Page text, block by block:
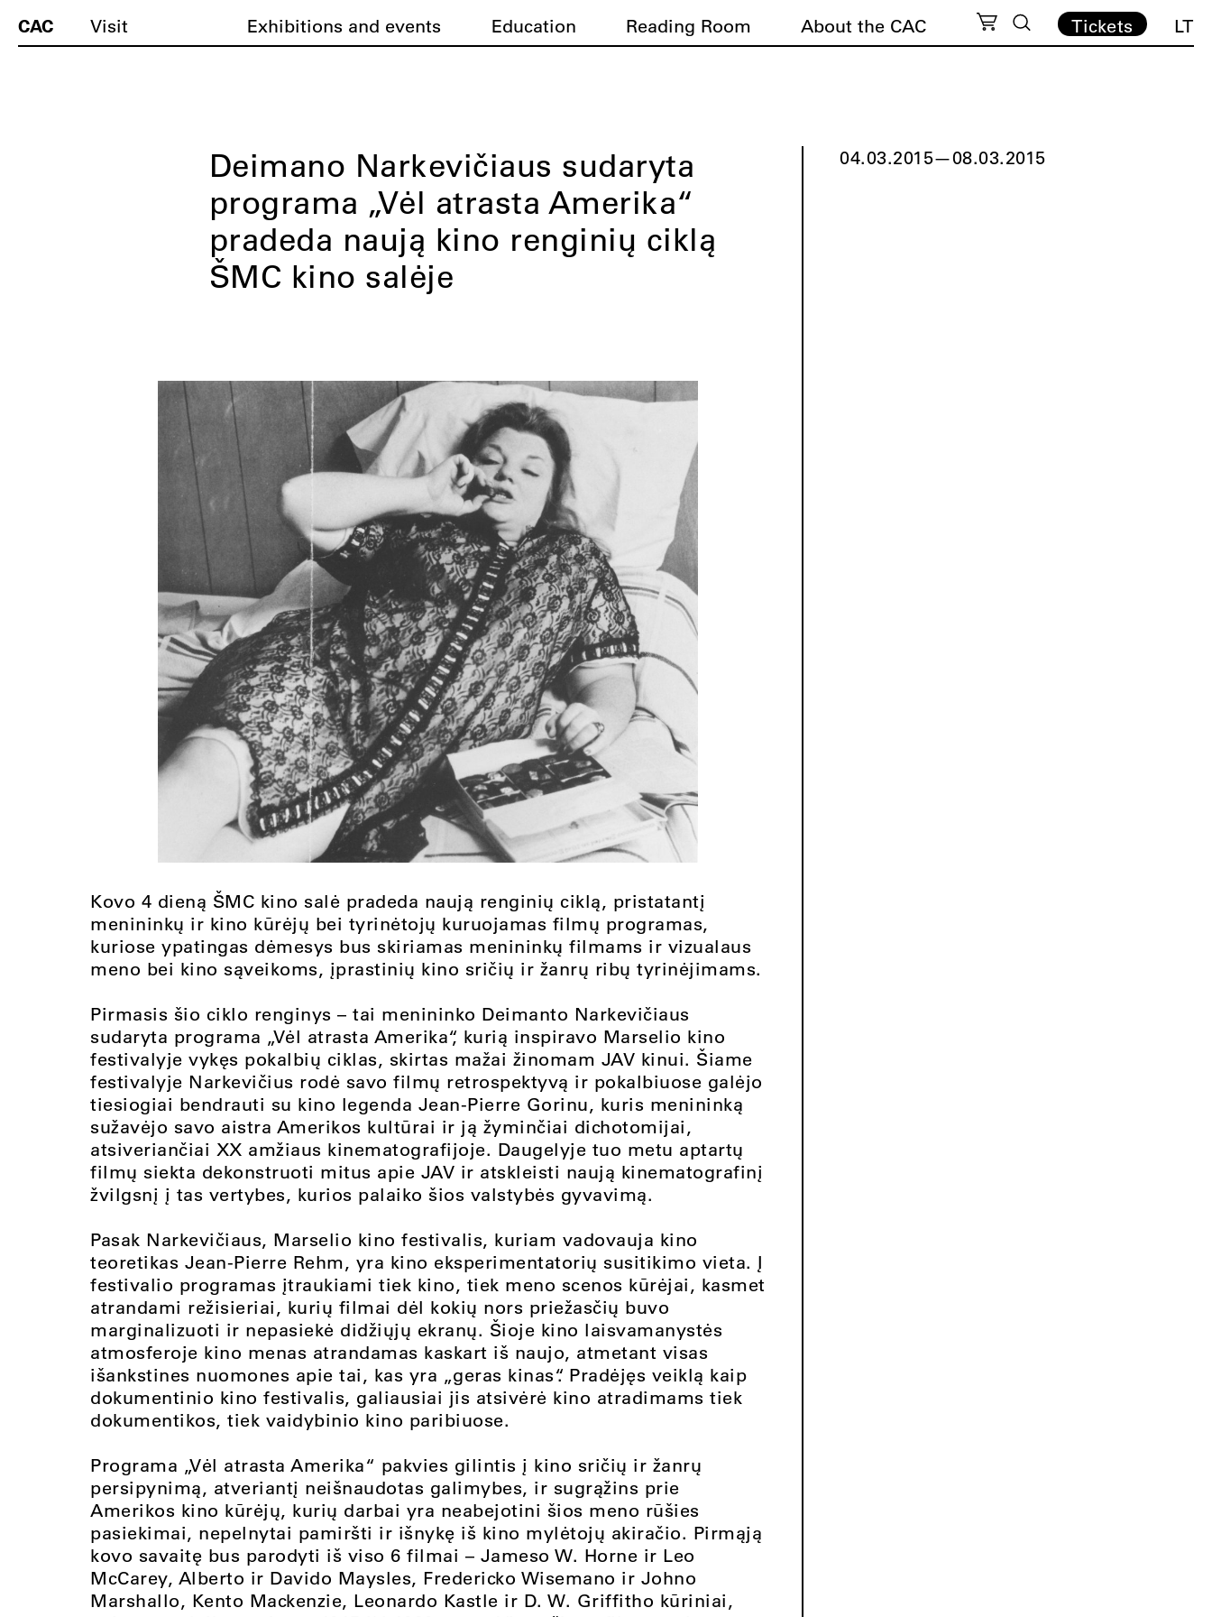
CAC Visit Exhibitions and events Education Reading Room About the CAC Tickets LT
Deimano Narkevičiaus sudaryta
programa „Vėl atrasta Amerika“
pradeda naują kino renginių ciklą
ŠMC kino salėje
Kovo 4 dieną ŠMC kino salė pradeda naują renginių ciklą, pristatantį
menininkų ir kino kūrėjų bei tyrinėtojų kuruojamas filmų programas,
kuriose ypatingas dėmesys bus skiriamas menininkų filmams ir vizualaus
meno bei kino sąveikoms, įprastinių kino sričių ir žanrų ribų tyrinėjimams.
Pirmasis šio ciklo renginys – tai menininko Deimanto Narkevičiaus
sudaryta programa „Vėl atrasta Amerika“, kurią inspiravo Marselio kino
festivalyje vykęs pokalbių ciklas, skirtas mažai žinomam JAV kinui. Šiame
festivalyje Narkevičius rodė savo filmų retrospektyvą ir pokalbiuose galėjo
tiesiogiai bendrauti su kino legenda Jean-Pierre Gorinu, kuris menininką
sužavėjo savo aistra Amerikos kultūrai ir ją žyminčiai dichotomijai,
atsiveriančiai XX amžiaus kinematografijoje. Daugelyje tuo metu aptartų
filmų siekta dekonstruoti mitus apie JAV ir atskleisti naują kinematografinį
žvilgsnį į tas vertybes, kurios palaiko šios valstybės gyvavimą.
Pasak Narkevičiaus, Marselio kino festivalis, kuriam vadovauja kino
teoretikas Jean-Pierre Rehm, yra kino eksperimentatorių susitikimo vieta. Į
festivalio programas įtraukiami tiek kino, tiek meno scenos kūrėjai, kasmet
atrandami režisieriai, kurių filmai dėl kokių nors priežasčių buvo
marginalizuoti ir nepasiekė didžiųjų ekranų. Šioje kino laisvamanystės
atmosferoje kino menas atrandamas kaskart iš naujo, atmetant visas
išankstines nuomones apie tai, kas yra „geras kinas“. Pradėjęs veiklą kaip
dokumentinio kino festivalis, galiausiai jis atsivėrė kino atradimams tiek
dokumentikos, tiek vaidybinio kino paribiuose.
Programa „Vėl atrasta Amerika“ pakvies gilintis į kino sričių ir žanrų
persipynimą, atveriantį neišnaudotas galimybes, ir sugrąžins prie
Amerikos kino kūrėjų, kurių darbai yra neabejotini šios meno rūšies
pasiekimai, nepelnytai pamiršti ir išnykę iš kino mylėtojų akiračio. Pirmąją
kovo savaitę bus parodyti iš viso 6 filmai – Jameso W. Horne ir Leo
McCarey, Alberto ir Davido Maysles, Fredericko Wisemano ir Johno
Marshallo, Kento Mackenzie, Leonardo Kastle ir D. W. Griffitho kūriniai,
04.03.2015—08.03.2015